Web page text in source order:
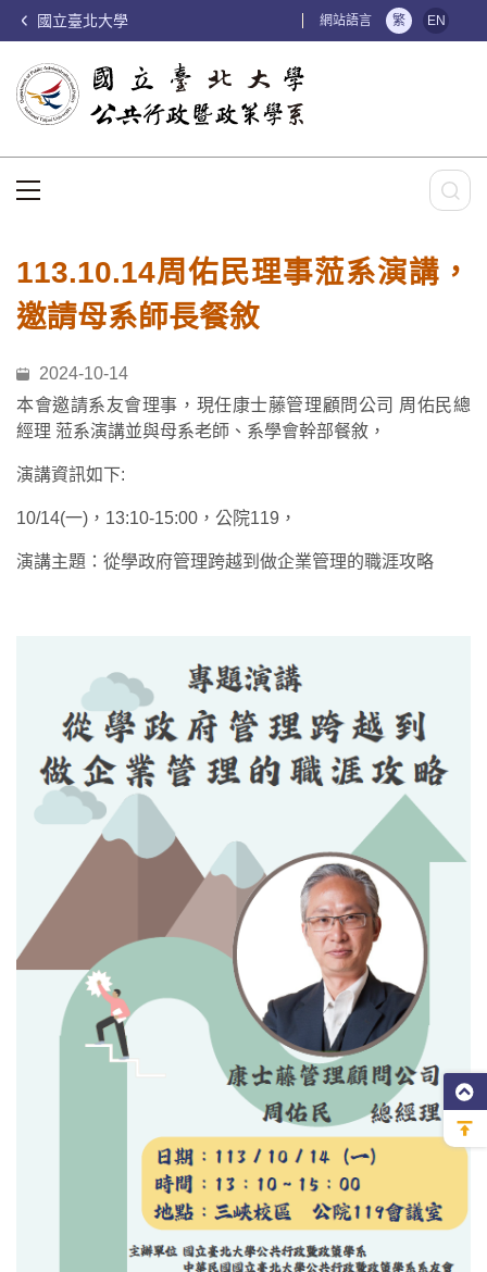
國立臺北大學 網站語言 繁 EN
113.10.14周佑民理事蒞系演講，
邀請母系師長餐敘
2024-10-14
本會邀請系友會理事，現任康士藤管理顧問公司 周佑民總
經理 蒞系演講並與母系老師、系學會幹部餐敘，
演講資訊如下:
10/14(一)，13:10-15:00，公院119，
演講主題：從學政府管理跨越到做企業管理的職涯攻略